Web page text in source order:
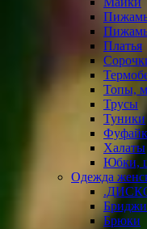
Платья
Топы,
Трусы
Туники
Халаты
Юбки,
Одежда
Бриджи
Брюки